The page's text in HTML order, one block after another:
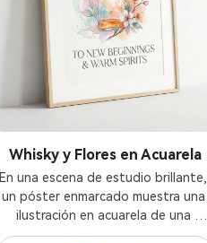
Whisky y Flores en Acuarela
En una escena de estudio brillante,
un póster enmarcado muestra una
ilustración en acuarela de una
botella de whisky envuelta en